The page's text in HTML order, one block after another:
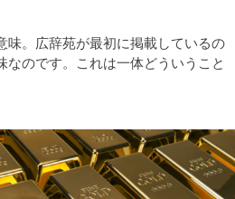
味。広辞苑が最初に掲載しているの
のです。これは一体どういうこと